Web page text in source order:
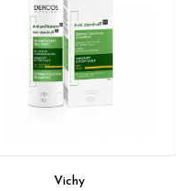
Vichy